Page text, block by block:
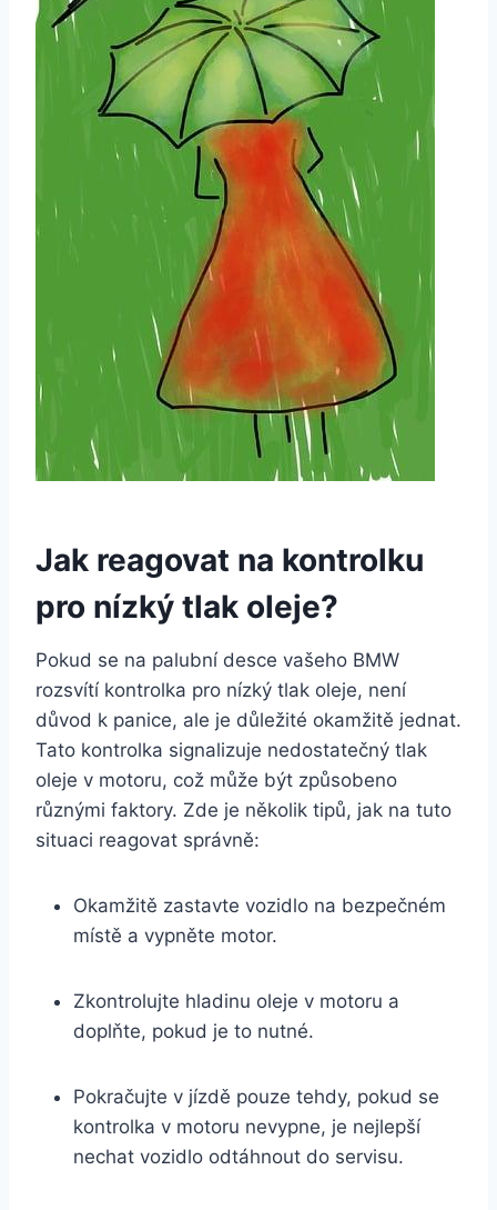
Jak reagovat na kontrolku
pro nízký tlak oleje?
Pokud se na palubní desce vašeho BMW
rozsvítí kontrolka pro nízký tlak oleje, není
důvod k panice, ale je důležité okamžitě jednat.
Tato kontrolka signalizuje nedostatečný tlak
oleje v motoru, což může být způsobeno
různými faktory. Zde je několik tipů, jak na tuto
situaci reagovat správně:
Okamžitě zastavte vozidlo na bezpečném
místě a vypněte motor.
Zkontrolujte hladinu oleje v motoru a
doplňte, pokud je to nutné.
Pokračujte v jízdě pouze tehdy, pokud se
kontrolka v motoru nevypne, je nejlepší
nechat vozidlo odtáhnout do servisu.